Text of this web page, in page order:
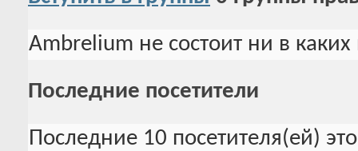
Ambrelium не состоит ни в
Последние посетители
Последние 10 посетителя(ей)